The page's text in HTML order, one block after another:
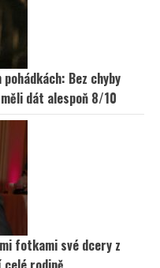
Bez chyby
dát alespoň 8/10
fotkami své dcery z